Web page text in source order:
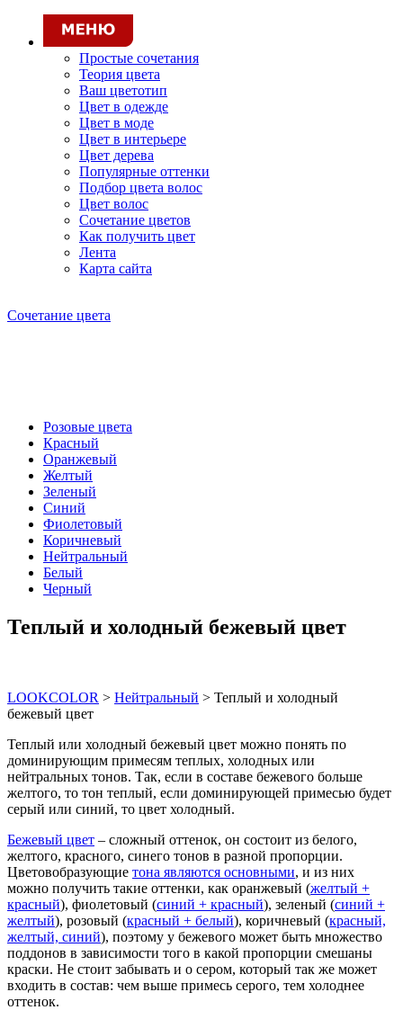
Простые сочетания
Теория цвета
Ваш цветотип
Цвет в одежде
Цвет в моде
Цвет в интерьере
Цвет дерева
Популярные оттенки
Подбор цвета волос
Цвет волос
Сочетание цветов
Как получить цвет
Лента
Карта сайта
Сочетание цвета
Розовые цвета
Красный
Оранжевый
Желтый
Зеленый
Синий
Фиолетовый
Коричневый
Нейтральный
Белый
Черный
Теплый и холодный бежевый цвет
LOOKCOLOR > Нейтральный > Теплый и холодный
бежевый цвет
Теплый или холодный бежевый цвет можно понять по
доминирующим примесям теплых, холодных или
нейтральных тонов. Так, если в составе бежевого больше
желтого, то тон теплый, если доминирующей примесью будет
серый или синий, то цвет холодный.
Бежевый цвет – сложный оттенок, он состоит из белого,
желтого, красного, синего тонов в разной пропорции.
Цветовобразующие тона являются основными, и из них
можно получить такие оттенки, как оранжевый (желтый +
красный), фиолетовый (синий + красный), зеленый (синий +
желтый), розовый (красный + белый), коричневый (красный,
желтый, синий), поэтому у бежевого может быть множество
поддонов в зависимости того в какой пропорции смешаны
краски. Не стоит забывать и о сером, который так же может
входить в состав: чем выше примесь серого, тем холоднее
оттенок.